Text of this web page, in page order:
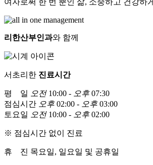
여자로써 한 번 뿐인 삶, 소중하고 건강하게
리한산부인과와 함께
서초리한 진료시간
평 일 오전10:00 - 오후07:30
점심시간 오후02:00 - 오후03:00
토요일 오전10:00 - 오후02:00
※ 점심시간 없이 진료
휴 진 목요일, 일요일 및 공휴일